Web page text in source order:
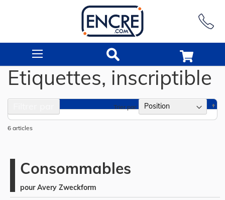
Etiquettes, inscriptible
6 articles
Trier par
Consommables
pour Avery Zweckform